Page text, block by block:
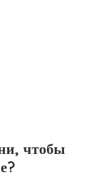
чтобы